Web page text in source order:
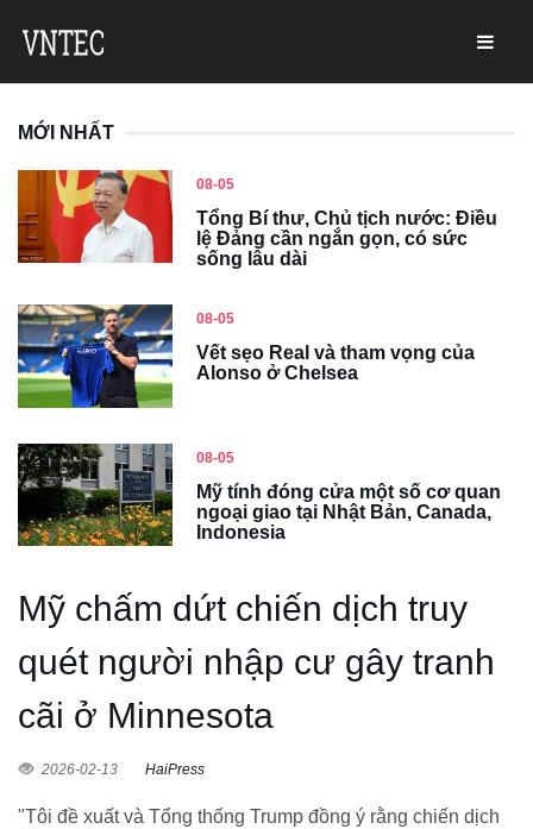
MỚI NHẤT
08-05
Tổng Bí thư, Chủ tịch nước: Điều
lệ Đảng cần ngắn gọn, có sức
sống lâu dài
08-05
Vết sẹo Real và tham vọng của
Alonso ở Chelsea
08-05
Mỹ tính đóng cửa một số cơ quan
ngoại giao tại Nhật Bản, Canada,
Indonesia
Mỹ chấm dứt chiến dịch truy
quét người nhập cư gây tranh
cãi ở Minnesota
2026-02-13 HaiPress
"Tôi đề xuất và Tổng thống Trump đồng ý rằng chiến dịch